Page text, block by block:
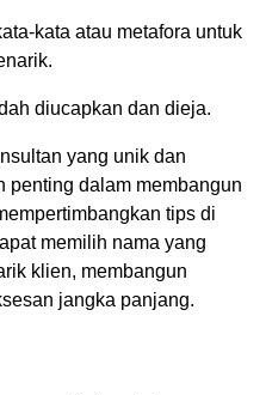
kata atau metafora untuk
diucapkan dan dieja.
yang unik dan
penting dalam membangun
tips di
memilih nama yang
klien, membangun
jangka panjang.